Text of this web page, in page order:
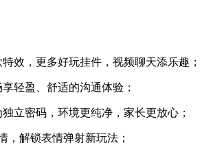
效，更多好玩挂件，视频聊天添乐趣；
轻盈、舒适的沟通体验；
立密码，环境更纯净，家长更放心；
，解锁表情弹射新玩法；